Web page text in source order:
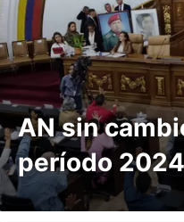
AN sin
período